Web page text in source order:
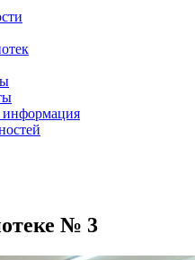
информация
№ 3